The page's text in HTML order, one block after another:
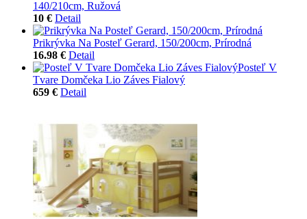
140/210cm, Ružová
10 € Detail
Prikrývka Na Posteľ Gerard, 150/200cm, Prírodná
16.98 € Detail
Posteľ V
Tvare Domčeka Lio Záves Fialový
659 € Detail